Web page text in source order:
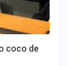
coco de